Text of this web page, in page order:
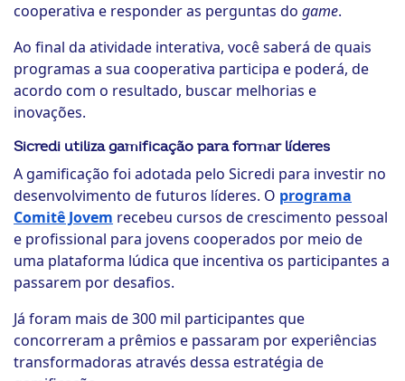
cooperativa e responder as perguntas do game.
Ao final da atividade interativa, você saberá de quais
programas a sua cooperativa participa e poderá, de
acordo com o resultado, buscar melhorias e
inovações.
Sicredi utiliza gamificação para formar líderes
A gamificação foi adotada pelo Sicredi para investir no
desenvolvimento de futuros líderes. O programa
Comitê Jovem recebeu cursos de crescimento pessoal
e profissional para jovens cooperados por meio de
uma plataforma lúdica que incentiva os participantes a
passarem por desafios.
Já foram mais de 300 mil participantes que
concorreram a prêmios e passaram por experiências
transformadoras através dessa estratégia de